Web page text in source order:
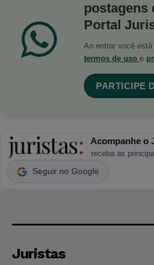
postagens
Portal
Ao entrar você
termos de uso e
PARTICIPE
Acompanhe o
receba as
Seguir no Google
Juristas